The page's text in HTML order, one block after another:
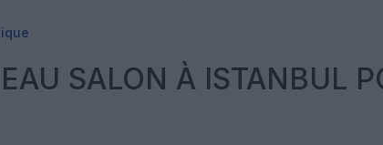
SALON À ISTANBUL